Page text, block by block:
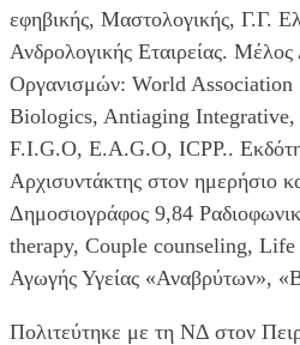
εφηβικής, Μαστολογικής, Γ.Γ.
Ανδρολογικής Εταιρείας.
Οργανισμών: World Association
Biologics, Antiaging Integrative,
F.I.G.O, E.A.G.O, ICPP..
Αρχισυντάκτης στον ημερήσιο
Δημοσιογράφος 9,84
therapy, Couple counseling,
Αγωγής Υγείας «Αναβρύτων»,
Πολιτεύτηκε με τη ΝΔ στον